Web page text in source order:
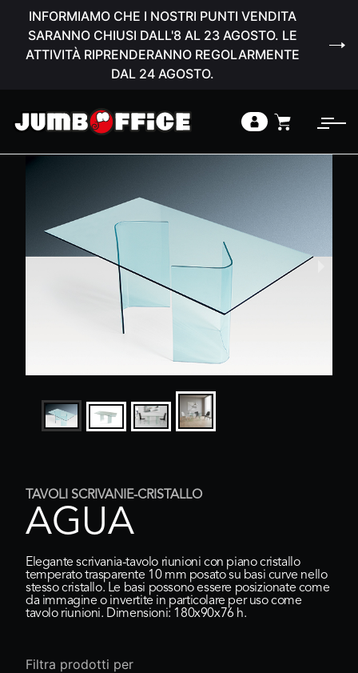
INFORMIAMO CHE I NOSTRI PUNTI VENDITA
SARANNO CHIUSI DALL'8 AL 23 AGOSTO. LE
ATTIVITÀ RIPRENDERANNO REGOLARMENTE
DAL 24 AGOSTO.
TAVOLI SCRIVANIE-CRISTALLO
AGUA
Elegante scrivania-tavolo riunioni con piano cristallo
temperato trasparente 10 mm posato su basi curve nello
stesso cristallo. Le basi possono essere posizionate come
da immagine o invertite in particolare per uso come
tavolo riunioni. Dimensioni: 180x90x76 h.
Filtra prodotti per